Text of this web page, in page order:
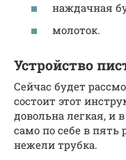
наждачная
молоток.
Устройство
Сейчас будет
состоит этот
довольна легкая, и
само по себе в
нежели трубка.